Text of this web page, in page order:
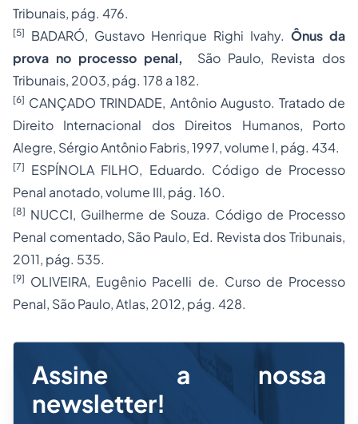
Tribunais, pág. 476.
[5] BADARÓ, Gustavo Henrique Righi Ivahy. Ônus da
prova no processo penal,
São Paulo, Revista dos
Tribunais, 2003, pág. 178 a 182.
[6] CANÇADO TRINDADE, Antônio Augusto. Tratado de
Direito Internacional dos Direitos Humanos, Porto
Alegre, Sérgio Antônio Fabris, 1997, volume I, pág. 434.
[7] ESPÍNOLA FILHO, Eduardo. Código de Processo
Penal anotado, volume III, pág. 160.
[8] NUCCI, Guilherme de Souza. Código de Processo
Penal comentado, São Paulo, Ed. Revista dos Tribunais,
2011, pág. 535.
[9] OLIVEIRA, Eugênio Pacelli de. Curso de Processo
Penal, São Paulo, Atlas, 2012, pág. 428.
Assine a nossa
newsletter!